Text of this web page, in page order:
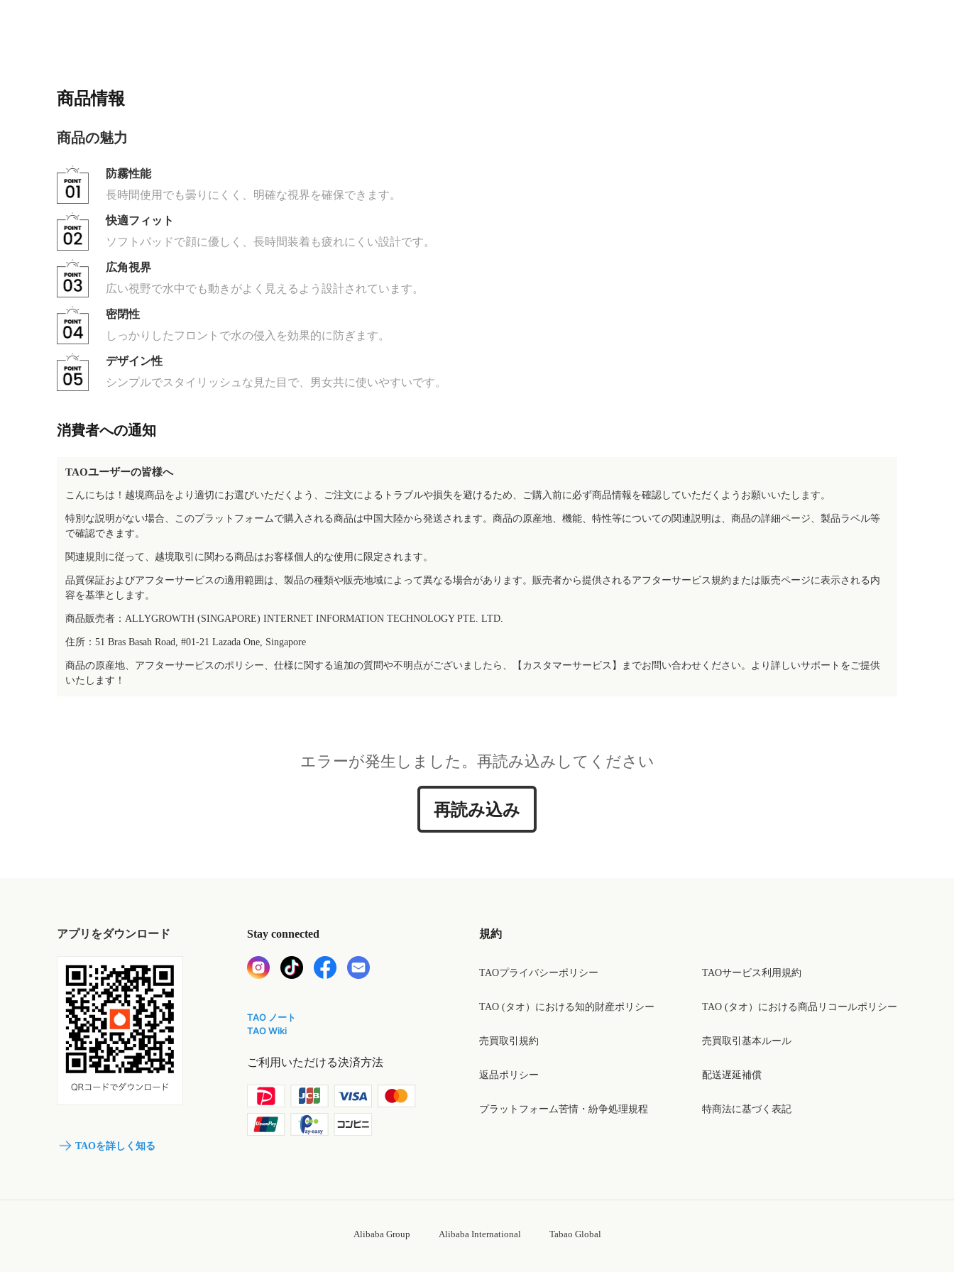
商品情報
商品の魅力
防霧性能
長時間使用でも曇りにくく、明確な視界を確保できます。
快適フィット
ソフトパッドで顔に優しく、長時間装着も疲れにくい設計です。
広角視界
広い視野で水中でも動きがよく見えるよう設計されています。
密閉性
しっかりしたフロントで水の侵入を効果的に防ぎます。
デザイン性
シンプルでスタイリッシュな見た目で、男女共に使いやすいです。
消費者への通知
TAOユーザーの皆様へ
こんにちは！越境商品をより適切にお選びいただくよう、ご注文によるトラブルや損失を避けるため、ご購入前に必ず商品情報を確認していただくようお願いいたします。
特別な説明がない場合、このプラットフォームで購入される商品は中国大陸から発送されます。商品の原産地、機能、特性等についての関連説明は、商品の詳細ページ、製品ラベル等
で確認できます。
関連規則に従って、越境取引に関わる商品はお客様個人的な使用に限定されます。
品質保証およびアフターサービスの適用範囲は、製品の種類や販売地域によって異なる場合があります。販売者から提供されるアフターサービス規約または販売ページに表示される内
容を基準とします。
商品販売者：ALLYGROWTH (SINGAPORE) INTERNET INFORMATION TECHNOLOGY PTE. LTD.
住所：51 Bras Basah Road, #01-21 Lazada One, Singapore
商品の原産地、アフターサービスのポリシー、仕様に関する追加の質問や不明点がございましたら、【カスタマーサービス】までお問い合わせください。より詳しいサポートをご提供
いたします！
エラーが発生しました。再読み込みしてください
再読み込み
アプリをダウンロード
TAOを詳しく知る
Stay connected
TAO ノート
TAO Wiki
ご利用いただける決済方法
規約
TAOプライバシーポリシー
TAO (タオ）における知的財産ポリシー
売買取引規約
返品ポリシー
プラットフォーム苦情・紛争処理規程
TAOサービス利用規約
TAO (タオ）における商品リコールポリシー
売買取引基本ルール
配送遅延補償
特商法に基づく表記
Alibaba Group Alibaba International Tabao Global